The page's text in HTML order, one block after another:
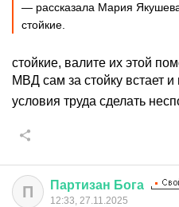
— рассказала Мария
стойкие.
стойкие, валите их этой
МВД сам за стойку встает
условия труда сделать
П Партизан Бога
12:33, 27.11.2025